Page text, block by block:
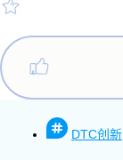
DTC创新